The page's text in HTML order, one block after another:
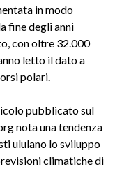
in modo
fine degli anni
con oltre 32.000
letto il dato a
polari.
pubblicato sul
nota una tendenza
ululano lo sviluppo
climatiche di